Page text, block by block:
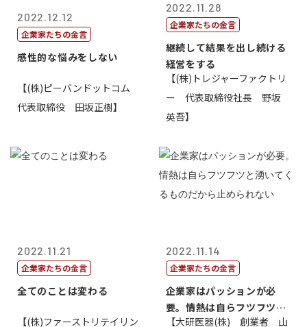
2022.12.12
企業家たちの金言
感性的な悩みをしない
【(株)ピーバンドットコム
代表取締役 田坂正樹】
2022.11.28
企業家たちの金言
継続して結果を出し続ける
経営をする
【(株)トレジャーファクトリ
ー 代表取締役社長 野坂
英吾】
2022.11.21
企業家たちの金言
全てのことは変わる
【(株)ファーストリテイリン
2022.11.14
企業家たちの金言
企業家はパッションが必
要。情熱は自らフツフツと
湧いてくるもの...
【大研医器(株) 創業者 山